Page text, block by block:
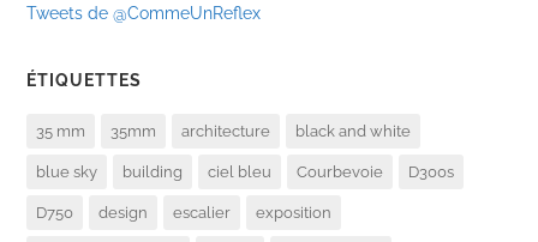
Tweets de @CommeUnReflex
ÉTIQUETTES
35 mm 35mm architecture black and white
blue sky building ciel bleu Courbevoie D300s
D750 design escalier exposition